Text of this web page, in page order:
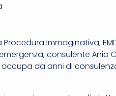
Immaginativa,
consulente Ania
occupa da anni di